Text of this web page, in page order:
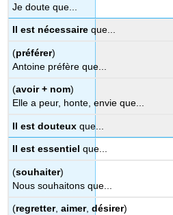
Je doute que...
Il est nécessaire que...
(préférer)
Antoine préfère que...
(avoir + nom)
Elle a peur, honte, envie que...
Il est douteux que...
Il est essentielque...
(souhaiter)
Nous souhaitons que...
(regretter,aimer,désirer)